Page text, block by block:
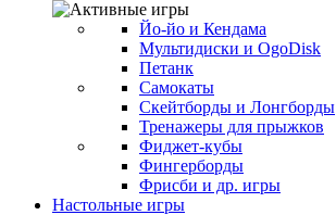
Йо-йо и Кендама
Мультидиски и OgoDisk
Петанк
Самокаты
Скейтборды и Лонгборды
Тренажеры для прыжков
Фиджет-кубы
Фингерборды
Фрисби и др. игры
Настольные игры